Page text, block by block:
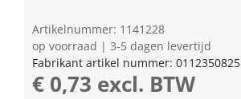
Artikelnummer: 1141228
op voorraad | 3-5 dagen levertijd
Fabrikant artikel nummer: 0112350825
€ 0,73 excl. BTW